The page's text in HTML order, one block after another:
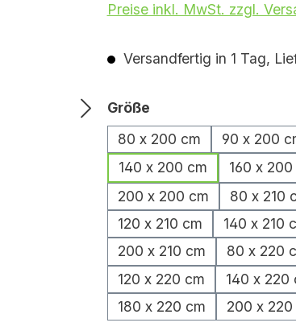
Preise inkl. MwSt. zzgl.
Versandfertig in 1 Tag,
Größeauswählen
80 x 200 cm
90 x 200
140 x 200 cm
160 x
200 x 200 cm
80 x 210
120 x 210 cm
140 x 210
200 x 210 cm
80 x 220
120 x 220 cm
140 x 220
180 x 220 cm
200 x 220